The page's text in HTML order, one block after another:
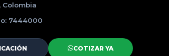
Colombia
7444000
COTIZAR YA